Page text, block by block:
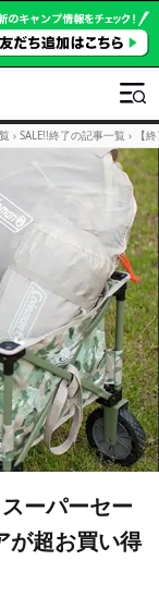
› SALE!!終了の記事一覧 › 【
ーパーセー
が超お買い得